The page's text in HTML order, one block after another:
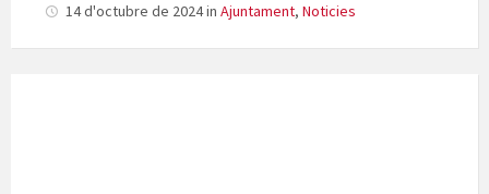
14 d'octubre de 2024in Ajuntament, Noticies